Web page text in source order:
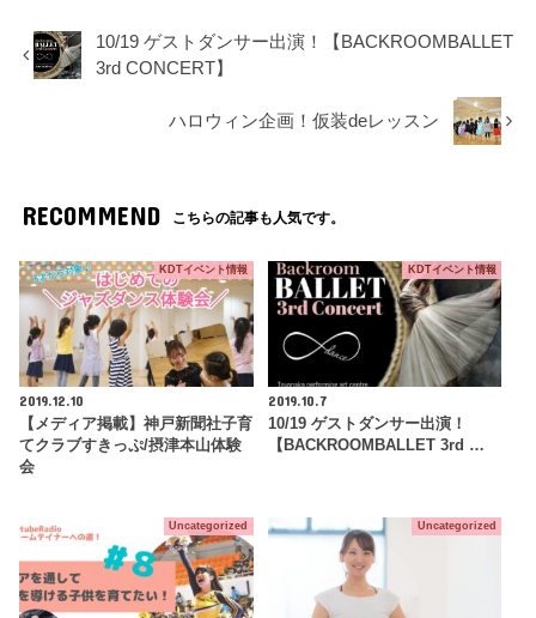
10/19 ゲストダンサー出演！【BACKROOMBALLET
3rd CONCERT】
ハロウィン企画！仮装deレッスン
RECOMMEND こちらの記事も人気です。
KDTイベント情報
2019.12.10
【メディア掲載】神戸新聞社子育
てクラブすきっぷ/摂津本山体験
会
KDTイベント情報
2019.10.7
10/19 ゲストダンサー出演！
【BACKROOMBALLET 3rd …
Uncategorized Uncategorized